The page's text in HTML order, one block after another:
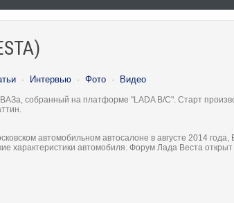
· Интервью · Фото · Видео
собранный на платформе "LADA B/C". Старт
автомобильном автосалоне в августе 2014
характеристики автомобиля. Форум Лада Веста